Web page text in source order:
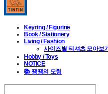
Keyring / Figurine
Book / Stationery
Living / Fashion
사이즈별 티셔츠 모아보기
Hobby / Toys
NOTICE
📚 땡땡의 모험